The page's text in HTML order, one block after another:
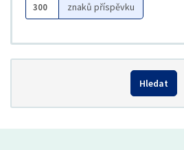
znaků příspěvku
Hledat